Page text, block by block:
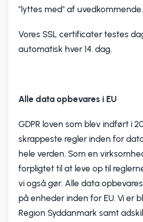
"lyttes med" af uvedkommende.
Vores SSL certificater testes
automatisk hver 14. dag.
Alle data opbevares i EU
GDPR loven som blev indført i
skrappeste regler inden for
hele verden. Som en
forpligtet til at leve op til
vi også gør. Alle data
på enheder inden for EU. Vi er
Region Syddanmark samt